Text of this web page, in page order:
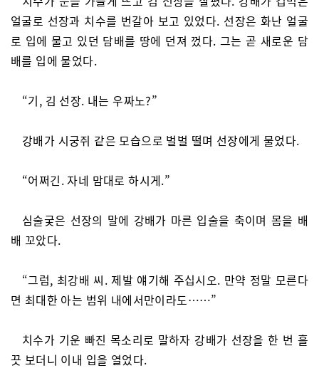
얼굴로 선장과 치수를 번갈아 보고 있었다. 선장은 화난 얼굴
로 입에 물고 있던 담배를 땅에 던져 껐다. 그는 곧 새로운 담
배를 입에 물었다.
“기, 김 선장. 내는 우짜노?”
강배가 시궁쥐 같은 모습으로 벌벌 떨며 선장에게 물었다.
“어쩌긴. 자네 맘대로 하시게.”
심술궂은 선장의 말에 강배가 마른 입술을 축이며 몸을 배
배 꼬았다.
“그럼, 최강배 씨. 제발 얘기해 주십시오. 만약 정말 모른다
면 최대한 아는 범위 내에서만이라도……”
치수가 기운 빠진 목소리로 말하자 강배가 선장을 한 번 흘
끗 보더니 이내 입을 열었다.